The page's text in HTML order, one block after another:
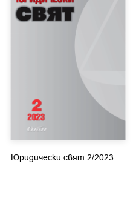
Юридически свят 2/2023